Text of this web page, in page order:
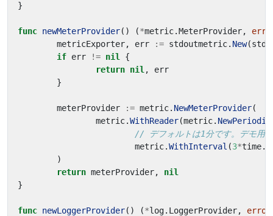
}
func newMeterProvider() (*metric.MeterProvider,
metricExporter, err := stdoutmetric. New(
if err != nil
{
return nil ,
err
}
meterProvider := metric. NewMeterProvider(
metric.WithReader(metric.
// デフォルトは1分です。デモ用
metric.WithInterval (3*time.
)
return meterProvider,
nil
}
func newLoggerProvider() (*log. LoggerProvider, error